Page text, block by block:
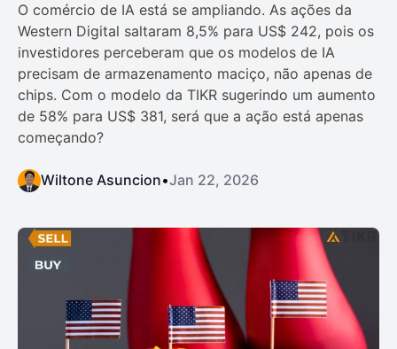
O comércio de IA está se ampliando. As ações da
Western Digital saltaram 8,5% para US$ 242, pois os
investidores perceberam que os modelos de IA
precisam de armazenamento maciço, não apenas de
chips. Com o modelo da TIKR sugerindo um aumento
de 58% para US$ 381, será que a ação está apenas
começando?
Wiltone Asuncion•Jan 22, 2026